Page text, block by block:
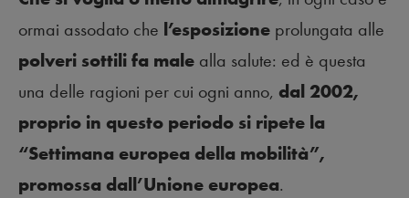
ormai assodato che l’esposizione prolungata alle
polveri sottili fa male alla salute: ed è questa
una delle ragioni per cui ogni anno, dal 2002,
proprio in questo periodo si ripete la
“Settimana europea della mobilità”,
promossa dall’Unione europea.